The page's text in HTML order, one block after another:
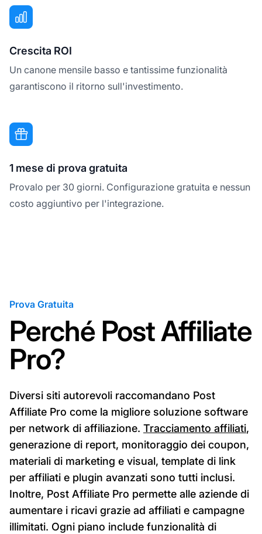
Crescita ROI
Un canone mensile basso e tantissime funzionalità
garantiscono il ritorno sull'investimento.
1 mese di prova gratuita
Provalo per 30 giorni. Configurazione gratuita e nessun
costo aggiuntivo per l'integrazione.
Prova Gratuita
Perché Post Affiliate
Pro?
Diversi siti autorevoli raccomandano Post
Affiliate Pro come la migliore soluzione software
per network di affiliazione. Tracciamento affiliati,
generazione di report, monitoraggio dei coupon,
materiali di marketing e visual, template di link
per affiliati e plugin avanzati sono tutti inclusi.
Inoltre, Post Affiliate Pro permette alle aziende di
aumentare i ricavi grazie ad affiliati e campagne
illimitati. Ogni piano include funzionalità di